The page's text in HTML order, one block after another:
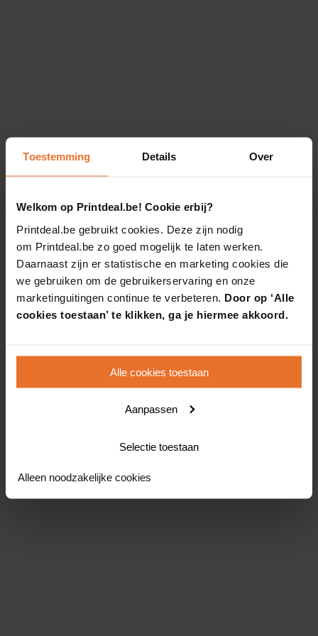
Toestemming Details Over
Welkom op Printdeal.be! Cookie erbij?
Printdeal.be gebruikt cookies. Deze zijn nodig
om Printdeal.be zo goed mogelijk te laten werken.
Daarnaast zijn er statistische en marketing cookies die
we gebruiken om de gebruikerservaring en onze
marketinguitingen continue te verbeteren. Door op ‘Alle
cookies toestaan’ te klikken, ga je hiermee akkoord.
Alle cookies toestaan
Aanpassen
Selectie toestaan
Alleen noodzakelijke cookies